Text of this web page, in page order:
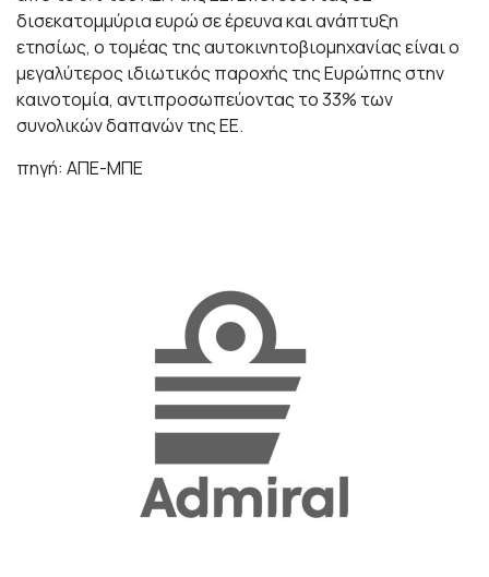
δισεκατομμύρια ευρώ σε έρευνα και ανάπτυξη
ετησίως, ο τομέας της αυτοκινητοβιομηχανίας είναι ο
μεγαλύτερος ιδιωτικός παροχής της Ευρώπης στην
καινοτομία, αντιπροσωπεύοντας το 33% των
συνολικών δαπανών της ΕΕ.
πηγή: ΑΠΕ-ΜΠΕ